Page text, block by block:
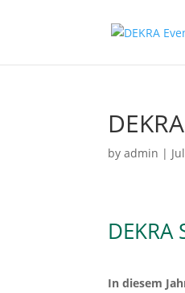
byadmin |
In diesem